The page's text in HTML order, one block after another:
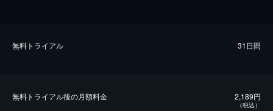
無料トライアル 31日間
無料トライアル後の⽉額料金 2,189円
（税込）